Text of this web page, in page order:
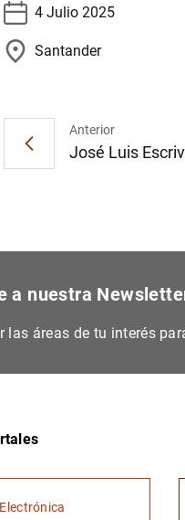
4 Julio 2025
Santander
Anterior
José Luis
a nuestra
las áreas de tu interés